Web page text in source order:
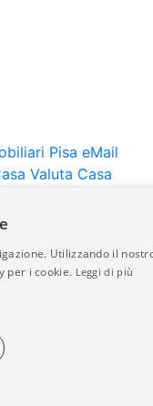
Pisa eMail
Valuta Casa
e costruttori.
normativa in
Utilizzando il
per i cookie. Leggi di più